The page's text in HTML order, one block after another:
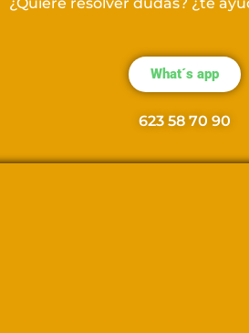
What´s app
623 58 70 90